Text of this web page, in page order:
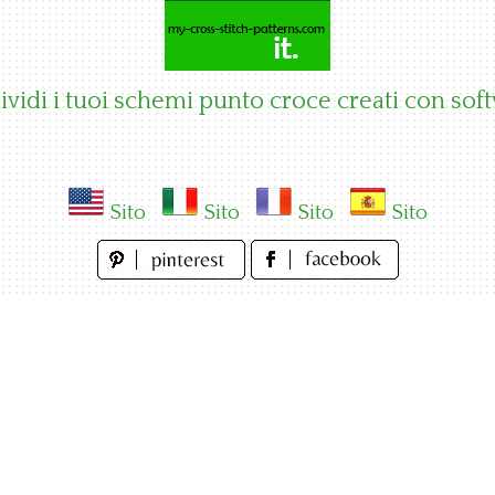
i tuoi schemi punto croce creati con
Sito Sito Sito Sito